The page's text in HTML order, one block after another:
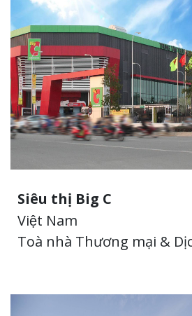
Siêu thị Big C
Việt Nam
Toà nhà Thương mại &